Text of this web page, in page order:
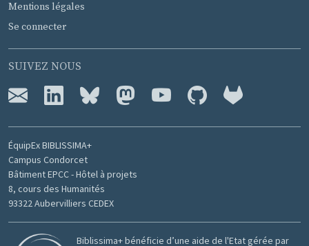
Mentions légales
Se connecter
SUIVEZ NOUS
ÉquipEx BIBLISSIMA+
Campus Condorcet
Bâtiment EPCC - Hôtel à projets
8, cours des Humanités
93322 Aubervilliers CEDEX
Biblissima+ bénéficie d’une aide de l'Etat gérée par